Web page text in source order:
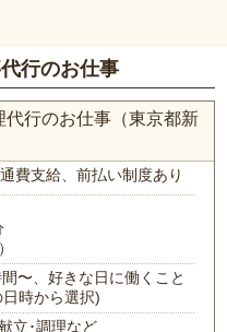
行のお仕事
行のお仕事（東京都新
費支給、前払い制度あり
〜、好きな日に働くこと
時から選択)
立･調理など